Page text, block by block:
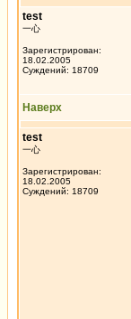
test
一心
Зарегистрирован:
18.02.2005
Суждений: 18709
Наверх
test
一心
Зарегистрирован:
18.02.2005
Суждений: 18709